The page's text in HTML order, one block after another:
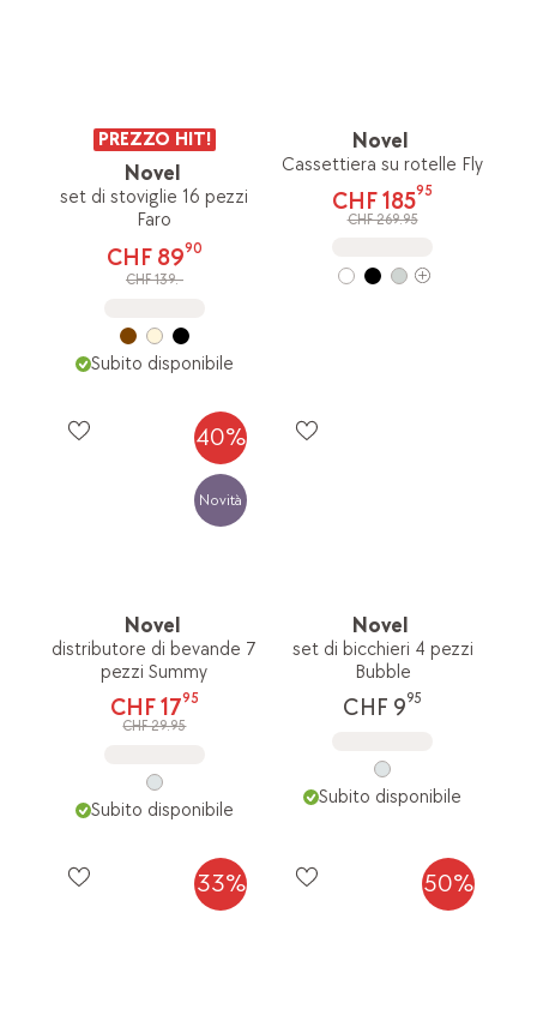
PREZZO HIT!
Novel
set di stoviglie 16 pezzi
Faro
CHF 8990
CHF 139.-
Subito disponibile
Novel
Cassettiera su rotelle Fly
CHF 18595
CHF 269.95
40%
Novità
Novel
distributore di bevande 7
pezzi Summy
CHF 1795
CHF 29.95
Subito disponibile
Novel
set di bicchieri 4 pezzi
Bubble
CHF 995
Subito disponibile
33% 50%